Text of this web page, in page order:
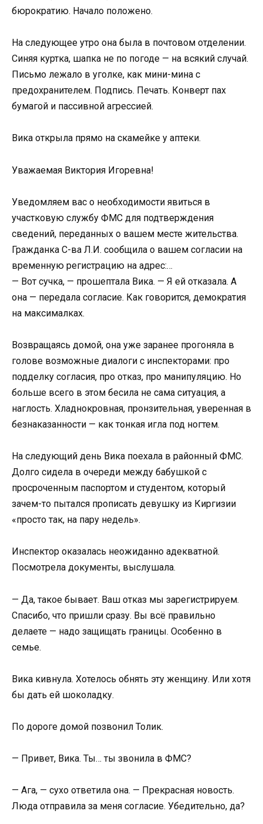
бюрократию. Начало положено.
На следующее утро она была в почтовом отделении.
Синяя куртка, шапка не по погоде — на всякий случай.
Письмо лежало в уголке, как мини-мина с
предохранителем. Подпись. Печать. Конверт пах
бумагой и пассивной агрессией.
Вика открыла прямо на скамейке у аптеки.
Уважаемая Виктория Игоревна!
Уведомляем вас о необходимости явиться в
участковую службу ФМС для подтверждения
сведений, переданных о вашем месте жительства.
Гражданка С-ва Л.И. сообщила о вашем согласии на
временную регистрацию на адрес:…
— Вот сучка, — прошептала Вика. — Я ей отказала. А
она — передала согласие. Как говорится, демократия
на максималках.
Возвращаясь домой, она уже заранее прогоняла в
голове возможные диалоги с инспекторами: про
подделку согласия, про отказ, про манипуляцию. Но
больше всего в этом бесила не сама ситуация, а
наглость. Хладнокровная, пронзительная, уверенная в
безнаказанности — как тонкая игла под ногтем.
На следующий день Вика поехала в районный ФМС.
Долго сидела в очереди между бабушкой с
просроченным паспортом и студентом, который
зачем-то пытался прописать девушку из Киргизии
«просто так, на пару недель».
Инспектор оказалась неожиданно адекватной.
Посмотрела документы, выслушала.
— Да, такое бывает. Ваш отказ мы зарегистрируем.
Спасибо, что пришли сразу. Вы всё правильно
делаете — надо защищать границы. Особенно в
семье.
Вика кивнула. Хотелось обнять эту женщину. Или хотя
бы дать ей шоколадку.
По дороге домой позвонил Толик.
— Привет, Вика. Ты… ты звонила в ФМС?
— Ага, — сухо ответила она. — Прекрасная новость.
Люда отправила за меня согласие. Убедительно, да?